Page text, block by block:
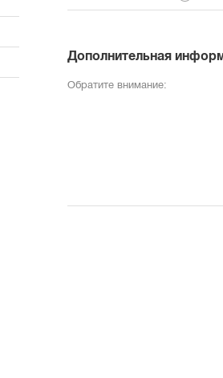
Дополнительная
Обратите внимание: